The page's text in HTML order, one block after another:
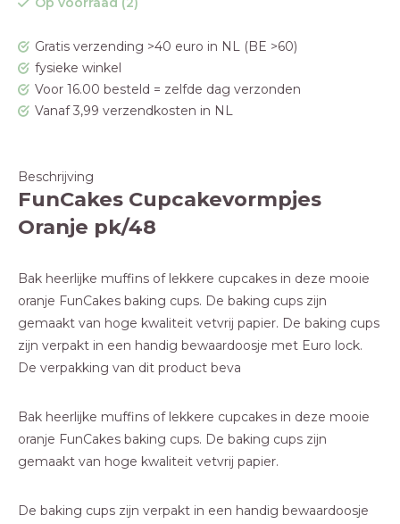
Gratis verzending >40 euro in NL (BE >60)
fysieke winkel
Voor 16.00 besteld = zelfde dag verzonden
Vanaf 3,99 verzendkosten in NL
Beschrijving
FunCakes Cupcakevormpjes
Oranje pk/48
Bak heerlijke muffins of lekkere cupcakes in deze mooie
oranje FunCakes baking cups. De baking cups zijn
gemaakt van hoge kwaliteit vetvrij papier. De baking cups
zijn verpakt in een handig bewaardoosje met Euro lock.
De verpakking van dit product beva
Bak heerlijke muffins of lekkere cupcakes in deze mooie
oranje FunCakes baking cups. De baking cups zijn
gemaakt van hoge kwaliteit vetvrij papier.
De baking cups zijn verpakt in een handig bewaardoosje